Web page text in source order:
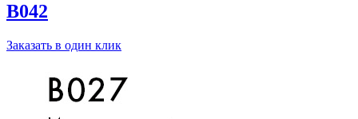
B042
Заказать в один клик